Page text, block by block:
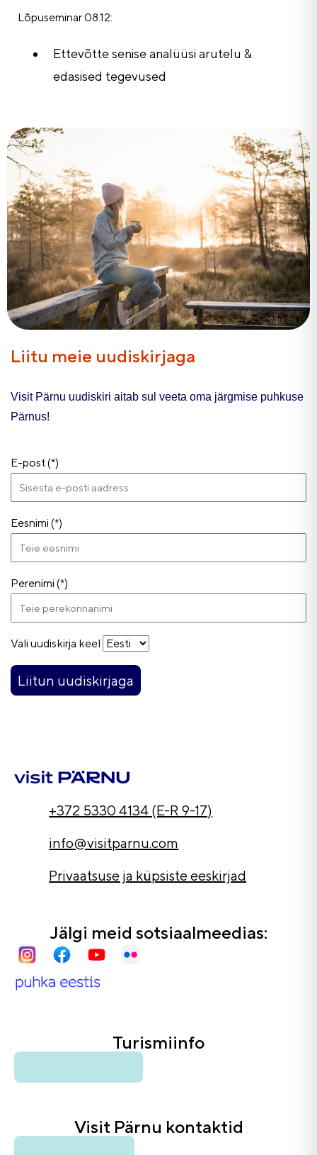
Lõpuseminar 08.12:
Ettevõtte senise analüüsi arutelu &
edasised tegevused
Liitu meie uudiskirjaga
Visit Pärnu uudiskiri aitab sul veeta oma järgmise puhkuse
Pärnus!
E-post (*)
Eesnimi (*)
Perenimi (*)
Vali uudiskirja keel
Liitun uudiskirjaga
+372 5330 4134 (E-R 9-17)
info@visitparnu.com
Privaatsuse ja küpsiste eeskirjad
Jälgi meid sotsiaalmeedias:
Turismiinfo
Visit Pärnu kontaktid